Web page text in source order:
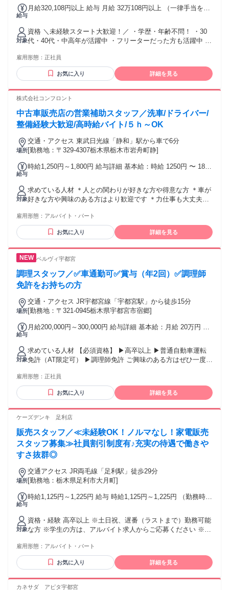
給与
月給320,108円以上 給与 月給 32万108円以上 （一律手当を含
分）を含めた給与です。 基本月給：213,000円～ 深夜手当：
45,960円～（120時間分） 残業手当：61,148円～（30時間）
・昇給年2回（3月・9月） ・賞与年2回（昨年度支給実績あ
り）
対象
資格 ＼未経験スタート大歓迎！／ ・学歴・年齢不問！ ・30
代・40代・中高年が活躍中 ・フリーターだった方も活躍中 ・
才男性）】 元々稼ぎたくて製造工場での夜勤業務に従事して
いましたが、 3交替制だとなかなか家族で団らんする機会がつ
くれず、 子供ができても一緒に遊べませんでした。 山岡家は
アアップが短い勤続年数でも可能なので、 家族のための貯金
事由1号・60歳未満(定年のため)
雇用形態： 正社員
お気に入り 詳細を見る
株式会社コンフロント
中古車販売店の営業補助スタッフ／洗車/ドライバー/
整備経験大歓迎/高時給バイト/５ｈ～OK
場所
交通・アクセス 東武日光線「静和」駅から車で6分
[勤務地：〒329-4307栃木県栃木市岩舟町静]
給与
時給1,250円～1,800円 給与詳細 基本給：時給 1250円 〜 1800
保有者は￥1,350スタート！ ★２級整備士免許保有者は
￥1,650スタート！！
対象
求めている人材 ＊人との関わりが好きな方や得意な方 ＊車が
好きな方や興味のある方はより歓迎です ＊力仕事も大丈夫と
外しやバッテリー交換で重量物を持つことがあります) 【今回
の募集について】 応募いただいた方から順に面接を行ってい
きます。 先に定員に達してしまうこともございますのであら
てから「思っていた環境と違った」という状況を作らないた
めにも、 ぜひ気になることや不安なことは遠慮なくご質問く
ださいね。 私たちも、「ここで働けて良かった」と思っても
らえるような環境づくりをしてお待ちしています!
雇用形態： アルバイト・パート
お気に入り 詳細を見る
ベルヴィ宇都宮
調理スタッフ／✅車通勤可✅賞与（年2回）✅調理師
免許をお持ちの方
場所
交通・アクセス JR宇都宮線「宇都宮駅」から徒歩15分
[勤務地：〒321-0945栃木県宇都宮市宿郷]
給与
月給200,000円～300,000円 給与詳細 基本給：月給 20万円 〜
れる通勤・皆勤・家族手当金額：なし 全員に一律で支払われ
るその他手当金額：なし ◆残業手当 ◆資格手当 ◆通勤手当
対象
求めている人材 【必須資格】 ▶高卒以上 ▶普通自動車運転
免許（AT限定可） ▶調理師免許 ご興味のある方はぜひ一度お
人 ＊道徳・マナー・良識を備え、 “社会人”として“人”として成
長し続ける人 ＊自ら考え・行動し、自由な発想で 何かを生み
出すことのできる人 ＊個性を強みとして発揮しながらも 他者
40歳未満（長期勤続によるキャリア形成のため））
雇用形態： 正社員
お気に入り 詳細を見る
ケーズデンキ 足利店
販売スタッフ／≪未経験OK！ノルマなし！家電販売
スタッフ募集≫社員割引制度有♪充実の待遇で働きや
すさ抜群◎
場所
交通アクセス JR両毛線「足利駅」徒歩29分
[勤務地：栃木県足利市大月町]
給与
時給1,125円～1,225円 給与 時給1,125円～1,225円 （勤務時
与あり ※当社規定あり ※アルバイト除く ★上記時給はスタ
ート時の時給です。
対象
資格・経験 高卒以上 ※土日祝、遅番（ラストまで）勤務可能
な方 ※学生の方は、アルバイト求人からご応募ください ※本
ランクOK ◆経験不問 ▼下記に該当する方が多数活躍中！ ・
家電販売、アパレル・服飾・携帯販売経験のある方 ・コスメ
や雑貨に興味がある方 ・中国語・英語等の語学力を活かせる
雇用形態： アルバイト・パート
お気に入り 詳細を見る
カネサダ アピタ宇都宮